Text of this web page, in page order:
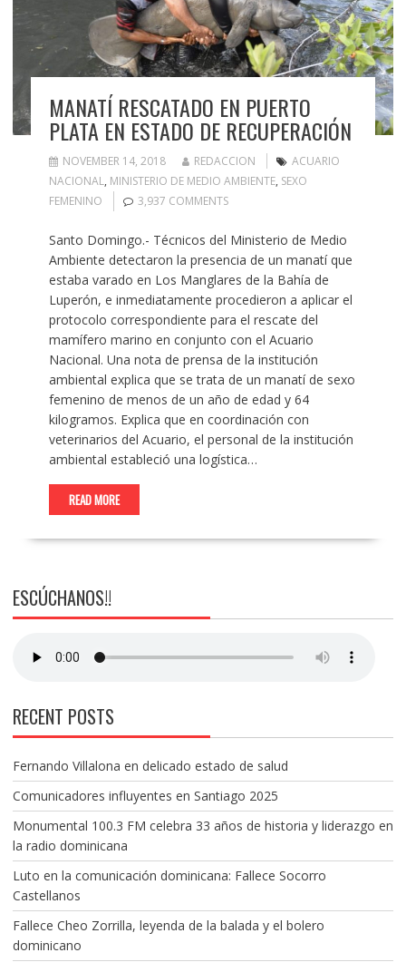
MANATÍ RESCATADO EN PUERTO
PLATA EN ESTADO DE RECUPERACIÓN
NOVEMBER 14, 2018 REDACCION
ACUARIO
NACIONAL, MINISTERIO DE MEDIO AMBIENTE, SEXO
FEMENINO
3,937 COMMENTS
Santo Domingo.- Técnicos del Ministerio de Medio
Ambiente detectaron la presencia de un manatí que
estaba varado en Los Manglares de la Bahía de
Luperón, e inmediatamente procedieron a aplicar el
protocolo correspondiente para el rescate del
mamífero marino en conjunto con el Acuario
Nacional. Una nota de prensa de la institución
ambiental explica que se trata de un manatí de sexo
femenino de menos de un año de edad y 64
kilogramos. Explica que en coordinación con
veterinarios del Acuario, el personal de la institución
ambiental estableció una logística…
READ MORE
ESCÚCHANOS!!
RECENT POSTS
Fernando Villalona en delicado estado de salud
Comunicadores influyentes en Santiago 2025
Monumental 100.3 FM celebra 33 años de historia y liderazgo en
la radio dominicana
Luto en la comunicación dominicana: Fallece Socorro
Castellanos
Fallece Cheo Zorrilla, leyenda de la balada y el bolero
dominicano